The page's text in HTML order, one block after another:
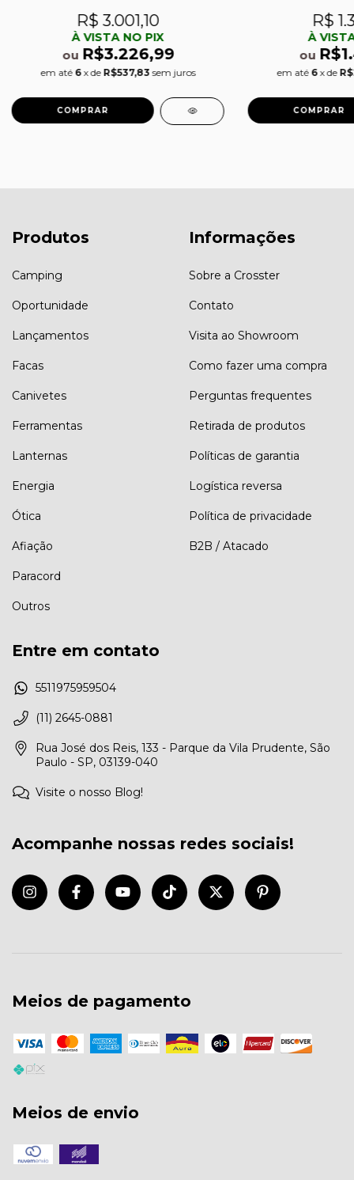
R$ 3.001,10
À VISTA NO PIX
ou R$3.226,99
em até 6 x de R$537,83 sem juros
R$
À
ou
em até 6 x de
Produtos
Camping
Oportunidade
Lançamentos
Facas
Canivetes
Ferramentas
Lanternas
Energia
Ótica
Afiação
Paracord
Outros
Informações
Sobre a Crosster
Contato
Visita ao Showroom
Como fazer uma compra
Perguntas frequentes
Retirada de produtos
Políticas de garantia
Logística reversa
Política de privacidade
B2B / Atacado
Entre em contato
5511975959504
(11) 2645-0881
Rua José dos Reis, 133 - Parque da Vila Prudente, São
Paulo - SP, 03139-040
Visite o nosso Blog!
Acompanhe nossas redes sociais!
Meios de pagamento
Meios de envio